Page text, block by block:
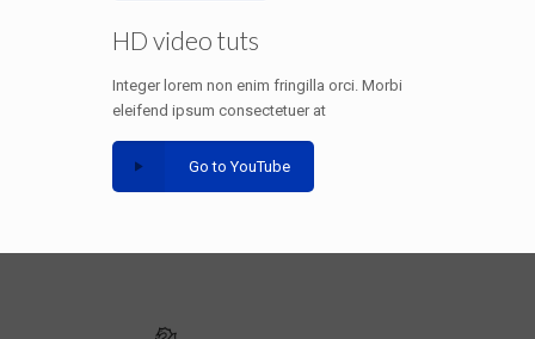
HD video tuts
Integer lorem non enim fringilla orci. Morbi
eleifend ipsum consectetuer at
Go to YouTube